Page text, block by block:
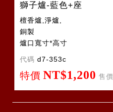
獅子爐-藍色+座
檀香爐,淨爐,
銅製
爐口寬寸*高寸
代碼 d7-353c
特價 NT$1,200 售價